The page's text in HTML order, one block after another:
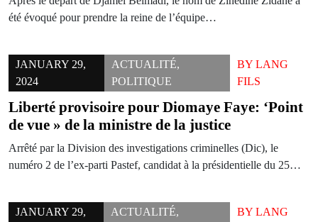
été évoqué pour prendre la reine de l’équipe…
JANUARY 29,
2024
ACTUALITÉ,
POLITIQUE
BY LANG
FILS
Liberté provisoire pour Diomaye Faye: ‘Point
de vue » de la ministre de la justice
Arrêté par la Division des investigations criminelles (Dic), le
numéro 2 de l’ex-parti Pastef, candidat à la présidentielle du 25…
JANUARY 29,
ACTUALITÉ,
BY LANG